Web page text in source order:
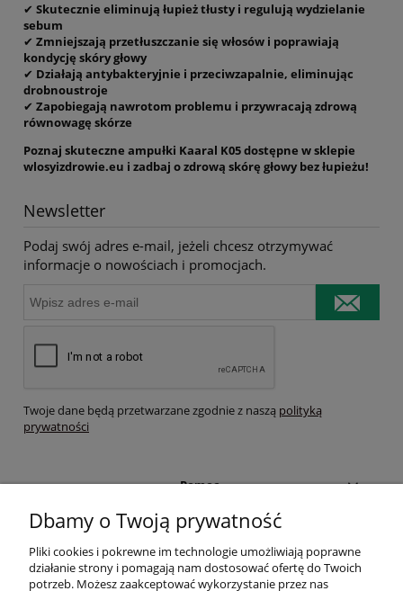
✔ Skutecznie eliminują łupież tłusty i regulują wydzielanie
sebum
✔ Zmniejszają przetłuszczanie się włosów i poprawiają
kondycję skóry głowy
✔ Działają antybakteryjnie i przeciwzapalnie, eliminując
drobnoustroje
✔ Zapobiegają nawrotom problemu i przywracają zdrową
równowagę skórze
Poznaj skuteczne ampułki Kaaral K05 dostępne w sklepie
wlosyizdrowie.eu i zadbaj o zdrową skórę głowy bez łupieżu!
Newsletter
Podaj swój adres e-mail, jeżeli chcesz otrzymywać
informacje o nowościach i promocjach.
Twoje dane będą przetwarzane zgodnie z naszą polityką
prywatności
Pomoc
Moje konto
Płatności i dostawa
Dbamy o Twoją prywatność
Pliki cookies i pokrewne im technologie umożliwiają poprawne
działanie strony i pomagają nam dostosować ofertę do Twoich
potrzeb. Możesz zaakceptować wykorzystanie przez nas